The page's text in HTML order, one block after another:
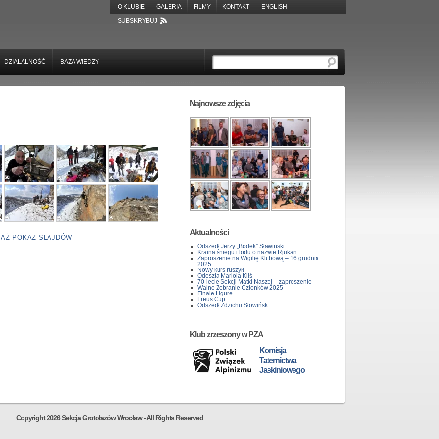
O KLUBIE GALERIA FILMY KONTAKT
ENGLISH
SUBSKRYBUJ
DZIAŁALNOŚĆ BAZA WIEDZY
POKAZ SLAJDÓW]
Najnowsze zdjęcia
Aktualności
Odszedł Jerzy „Bodek” Sławiński
Kraina śniegu i lodu o nazwie Rjukan
Zaproszenie na Wigilię Klubową – 16 grudnia
2025
Nowy kurs ruszył!
Odeszła Mariola Kliś
70-lecie Sekcji Matki Naszej – zaproszenie
Walne Zebranie Członków 2025
Finale Ligure
Freus Cup
Odszedł Zdzichu Słowiński
Klub zrzeszony w PZA
Komisja
Taternictwa
Jaskiniowego
Copyright 2026 Sekcja Grotołazów Wrocław - All Rights Reserved